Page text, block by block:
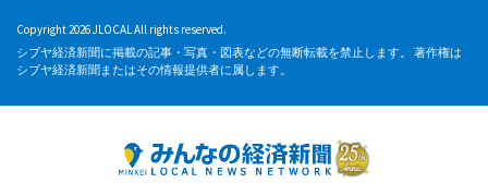
Copyright 2026 JLOCAL All rights reserved.
シブヤ経済新聞に掲載の記事・写真・図表などの無断転載を禁止します。 著作権は
シブヤ経済新聞またはその情報提供者に属します。